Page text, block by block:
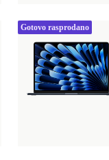
Gotovo rasprodano